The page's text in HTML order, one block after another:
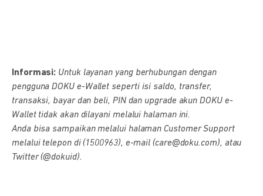
Informasi: Untuk layanan yang berhubungan dengan
pengguna DOKU e-Wallet seperti isi saldo, transfer,
transaksi, bayar dan beli, PIN dan upgrade akun DOKU e-
Wallet tidak akan dilayani melalui halaman ini.
Anda bisa sampaikan melalui halaman Customer Support
melalui telepon di (1500963), e-mail (care@doku.com), atau
Twitter (@dokuid).